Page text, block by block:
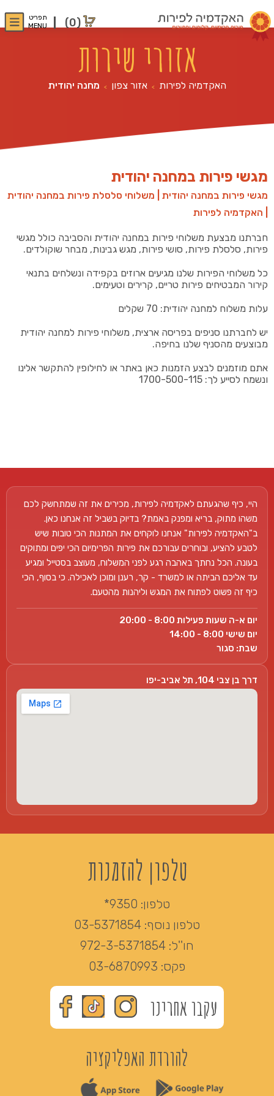
(0)
תפריט
MENU
אזורי שירות
האקדמיה לפירות > אזור צפון > מחנה יהודית
מגשי פירות במחנה יהודית
מגשי פירות במחנה יהודית | משלוחי סלסלת פירות במחנה יהודית
| האקדמיה לפירות
חברתנו מבצעת משלוחי פירות במחנה יהודית והסביבה כולל מגשי
פירות, סלסלת פירות, סושי פירות, מגש גבינות, מבחר שוקולדים.
כל משלוחי הפירות שלנו מגיעים ארוזים בקפידה ונשלחים בתנאי
קירור המבטיחים פירות טריים, קרירים וטעימים.
עלות משלוח למחנה יהודית: 70 שקלים
יש לחברתנו סניפים בפריסה ארצית, משלוחי פירות למחנה יהודית
מבוצעים מהסניף שלנו בחיפה.
אתם מוזמנים לבצע הזמנות כאן באתר או לחילופין להתקשר אלינו
ונשמח לסייע לך: 1700-500-115
היי, כיף שהגעתם לאקדמיה לפירות, מכירים את זה שמתחשק לכם
משהו מתוק, בריא ומפנק באמת? בדיוק בשביל זה אנחנו כאן.
ב"האקדמיה לפירות" אנחנו לוקחים את המתנות הכי טובות שיש
לטבע להציע, ובוחרים עבורכם את פירות הפרימיום הכי יפים ומתוקים
בעונה. הכל נחתך באהבה רגע לפני המשלוח, מעוצב בסטייל ומגיע
עד אליכם הביתה או למשרד - קר, רענן ומוכן לאכילה. כי בסוף, הכי
כיף זה פשוט לפתוח את המגש וליהנות מהטעם.
יום א-ה שעות פעילות 8:00 - 20:00
יום שישי 8:00 - 14:00
שבת: סגור
דרך בן צבי 104, תל אביב-יפו
טלפון להזמנות
טלפון: 9350*
טלפון נוסף: 03-5371854
חו''ל: 972-3-5371854
פקס: 03-6870993
עקבו אחרינו
להורדת האפליקציה